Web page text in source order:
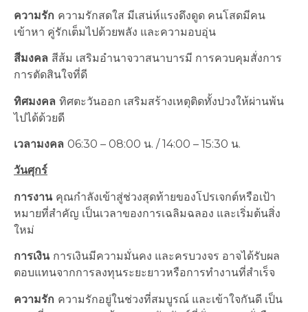
ความรัก ความรักสดใส มีเสน่ห์แรงดึงดูด คนโสดมีคน
เข้าหา คู่รักเต็มไปด้วยพลัง และความอบอุ่น
สีมงคล สีส้ม เสริมอำนาจวาสนาบารมี การควบคุมสั่งการ
การตัดสินใจที่ดี
ทิศมงคล ทิศตะวันออก เสริมสร้างเหตุติดทั้งปวงให้ผ่านพ้น
ไปได้ด้วยดี
เวลามงคล 06:30 – 08:00 น. / 14:00 – 15:30 น.
วันศุกร์
การงาน คุณกำลังเข้าสู่ช่วงสุดท้ายของโปรเจกต์หรือเป้า
หมายที่สำคัญ เป็นเวลาของการเฉลิมฉลอง และเริ่มต้นสิ่ง
ใหม่
การเงิน การเงินมีความมั่นคง และครบวงจร อาจได้รับผล
ตอบแทนจากการลงทุนระยะยาวหรือการทำงานที่สำเร็จ
ความรัก ความรักอยู่ในช่วงที่สมบูรณ์ และเข้าใจกันดี เป็น